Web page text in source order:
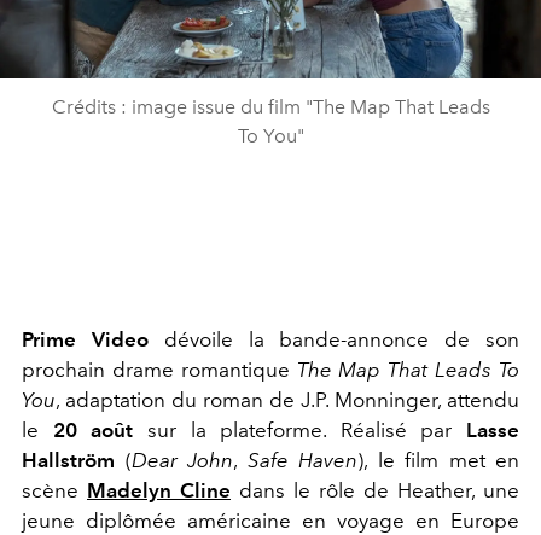
Crédits : image issue du film "The Map That Leads
To You"
Prime Videodévoile la bande-annonce de son
prochain drame romantique The Map That Leads To
You, adaptation du roman de J.P. Monninger, attendu
le 20 août sur la plateforme. Réalisé par Lasse
Hallström (Dear John, Safe Haven), le film met en
scène Madelyn Cline dans le rôle de Heather, une
jeune diplômée américaine en voyage en Europe